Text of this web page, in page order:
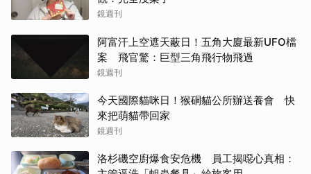
鏡週刊
阿富汗上空遮天蔽日！五角大廈最新UFO檔
案 飛官驚：巨型三角飛行物飛過
鏡週刊
今天國際貓咪日！猴硐貓公所辦送養會 快
來把萌貓帶回家
鏡週刊
洛杉磯空廚爆食安危機 員工揭噁心真相：